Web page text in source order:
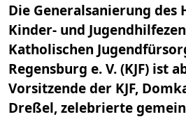
Die Generalsanierung des
Kinder- und
Katholischen
Regensburg e. V. (KJF) ist
Vorsitzende der KJF,
Dreßel, zelebrierte